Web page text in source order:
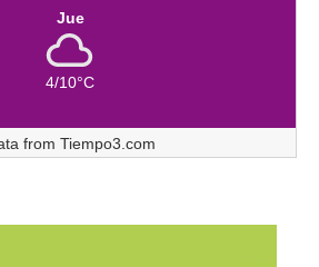
Jue
4/10°C
from Tiempo3.com